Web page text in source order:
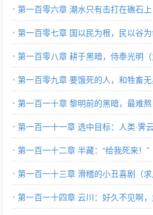
第一百零六章 潮水只有击打在礁石
（求月票！）
第一百零七章 国以民为根，民以谷
颠！
第一百零八章 耕于黑暗，侍奉光明
更）
第一百零九章 要饿死的人，和牲畜无
第一百一十章 黎明前的黑暗，最难熬
第一百一十一章 选中目标：人类·霁
第一百一十二章 半藏：“给我死来！”
第一百一十三章 滑稽的小丑喜剧（求
第一百一十四章 云川：好久不见啊